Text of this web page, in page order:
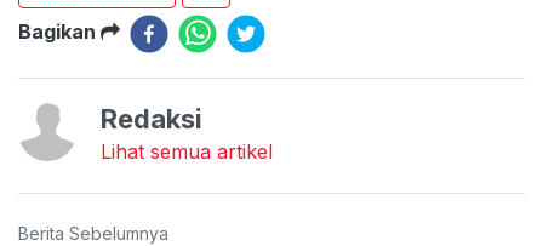
Bagikan
Redaksi
Lihat semua artikel
Berita Sebelumnya